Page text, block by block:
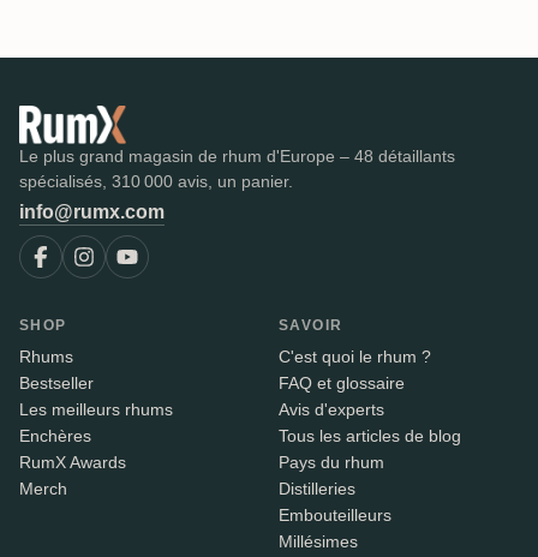
Le plus grand magasin de rhum d'Europe – 48 détaillants
spécialisés, 310 000 avis, un panier.
info@rumx.com
SHOP
Rhums
Bestseller
Les meilleurs rhums
Enchères
RumX Awards
Merch
SAVOIR
C'est quoi le rhum ?
FAQ et glossaire
Avis d'experts
Tous les articles de blog
Pays du rhum
Distilleries
Embouteilleurs
Millésimes